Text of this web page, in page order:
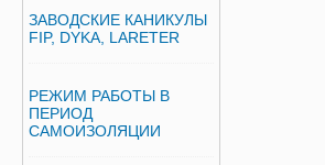
ЗАВОДСКИЕ КАНИКУЛЫ
FIP, DYKA, LARETER
РЕЖИМ РАБОТЫ В
ПЕРИОД
САМОИЗОЛЯЦИИ